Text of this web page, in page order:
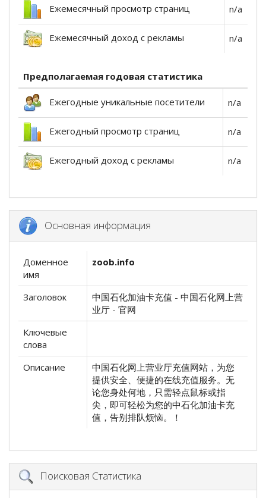
Ежемесячный просмотр страниц n/a
Ежемесячный доход с рекламы n/a
Предполагаемая годовая статистика
Ежегодные уникальные посетители n/a
Ежегодный просмотр страниц n/a
Ежегодный доход с рекламы n/a
Основная информация
Доменное
имя
zoob.info
Заголовок
中国石化加油卡充值 - 中国石化网上营
业厅 - 官网
Ключевые
слова
Описание
中国石化网上营业厅充值网站，为您
提供安全、便捷的在线充值服务。无
论您身处何地，只需轻点鼠标或指
尖，即可轻松为您的中石化加油卡充
值，告别排队烦恼。！
Поисковая Статистика